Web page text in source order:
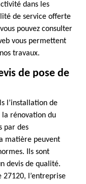
dans les
de service offerte
pouvez consulter
vous permettent
travaux.
de pose de
l’installation de
la rénovation du
par des
matière peuvent
Ils sont
devis de qualité.
27120, l’entreprise